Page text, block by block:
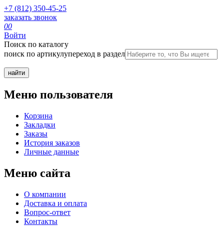
+7 (812) 350-45-25
заказать звонок
00
Войти
Поиск по каталогу
поиск по артикулупереход в раздел
Меню пользователя
Корзина
Закладки
Заказы
История заказов
Личные данные
Меню сайта
О компании
Доставка и оплата
Вопрос-ответ
Контакты